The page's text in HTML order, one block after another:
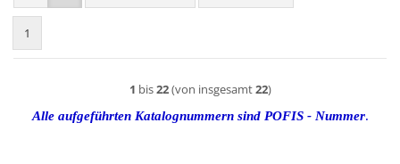
1
1 bis22(von insgesamt22)
Alle aufgeführten Katalognummern sind POFIS - Nummer.